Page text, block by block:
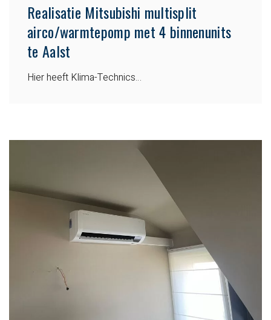
Realisatie Mitsubishi multisplit
airco/warmtepomp met 4 binnenunits
te Aalst
Hier heeft Klima-Technics…